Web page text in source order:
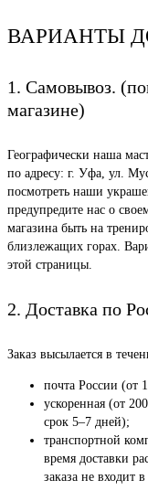
ВАРИАНТЫ
1. Самовывоз.
магазине)
Географически наша
по адресу: г. Уфа, ул.
посмотреть наши
предупредите нас о
магазина быть на
близлежащих горах.
этой страницы.
2. Доставка по
Заказ высылается в
почта России (от
ускоренная (от
срок 5–7 дней);
транспортной
время доставки
заказа не входит